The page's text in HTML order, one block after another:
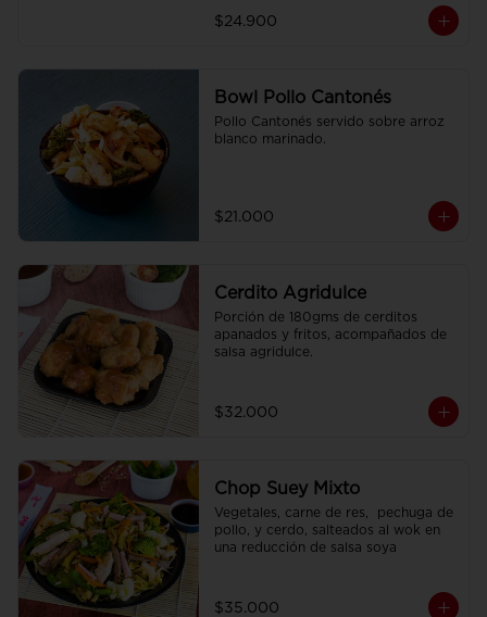
$24.900
Bowl Pollo Cantonés
Pollo Cantonés servido sobre arroz
blanco marinado.
$21.000
Cerdito Agridulce
Porción de 180gms de cerditos
apanados y fritos, acompañados de
salsa agridulce.
$32.000
Chop Suey Mixto
Vegetales, carne de res,  pechuga de
pollo, y cerdo, salteados al wok en
una reducción de salsa soya
$35.000